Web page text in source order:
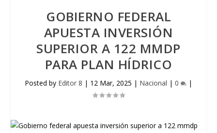
GOBIERNO FEDERAL
APUESTA INVERSIÓN
SUPERIOR A 122 MMDP
PARA PLAN HÍDRICO
Posted by Editor 8 | 12 Mar, 2025 | Nacional | 0 |